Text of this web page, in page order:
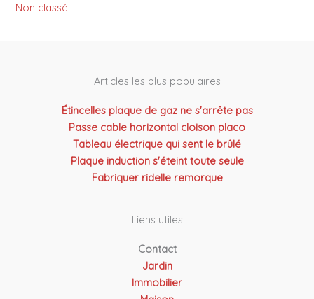
Non classé
Articles les plus populaires
Étincelles plaque de gaz ne s'arrête pas
Passe cable horizontal cloison placo
Tableau électrique qui sent le brûlé
Plaque induction s'éteint toute seule
Fabriquer ridelle remorque
Liens utiles
Contact
Jardin
Immobilier